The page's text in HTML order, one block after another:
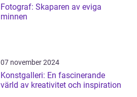
Fotograf: Skaparen av eviga
minnen
07 november 2024
Konstgalleri: En fascinerande
värld av kreativitet och inspiration